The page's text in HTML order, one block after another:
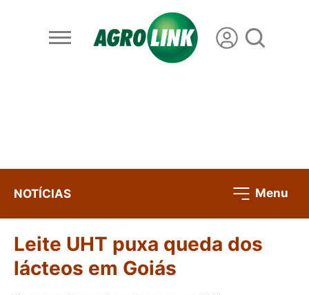
NOTÍCIAS Menu
Leite UHT puxa queda dos
lácteos em Goiás